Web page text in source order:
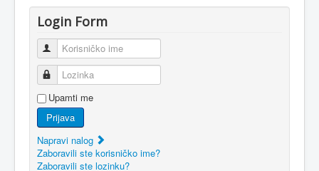
Login Form
Korisničko ime
Lozinka
Upamti me
Prijava
Napravi nalog
Zaboravili ste korisničko ime?
Zaboravili ste lozinku?